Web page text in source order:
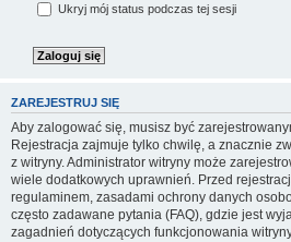
Ukryj mój status podczas tej sesji
ZAREJESTRUJ SIĘ
Aby zalogować się, musisz być
Rejestracja zajmuje tylko chwilę, a znacznie
z witryny. Administrator witryny może
wiele dodatkowych uprawnień. Przed
regulaminem, zasadami ochrony danych
często zadawane pytania (FAQ), gdzie jest
zagadnień dotyczących funkcjonowania